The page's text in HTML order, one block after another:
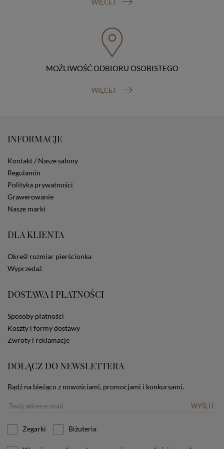
Osobowych, ul. Stawki 2, 00-193 Warszawa) oraz
prawo do cofnięcia zgody na przetwarzanie danych
osobowych (masz prawo cofnięcia zgody na
przetwarzanie danych w dowolnym momencie;
cofnięcie zgody nie ma wpływu na zgodność z prawem
zgody przed jej cofnięciem). W celu wykonania swoich
praw skieruj do nas odpowiednie żądanie.
zawartości naszej strony
Na stronie Sklepu są wykorzystywane pliki cookies.
Stosowane są one w celach zapewnienia maksymalnej
wygody wszystkich użytkowników (w tym Kupujących)
przy korzystaniu ze Sklepu (zapamiętywanie
preferencji i ustawień na stronie, zbieranie
statystycznych, także przez inne portale, w tym
ze Sklepu bez zmiany ustawień w przeglądarce
użytkownika. Jeżeli użytkownik nie wyraża zgody na
stosowanie plików cookies powinien zmienić
informacji o plikach cookies.
WIĘCEJ
MOŹLIWOŚĆ ODBIORU OSOBISTEGO
WIĘCEJ
INFORMACJE
Kontakt / Nasze salony
Regulamin
Polityka prywatności
Grawerowanie
Nasze marki
DLA KLIENTA
Określ rozmiar pierścionka
Wyprzedaż
DOSTAWA I PŁATNOŚCI
Sposoby płatności
Koszty i formy dostawy
Zwroty i reklamacje
DOŁĄCZ DO NEWSLETTERA
Bądź na bieżąco z nowościami, promocjami i konkursami.
WYŚLIJ
Zegarki Biżuteria